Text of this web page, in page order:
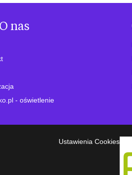
O nas
- oświetlenie
Ustawienia Cookies